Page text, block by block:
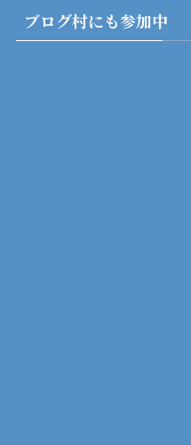
ブログ村にも参加中